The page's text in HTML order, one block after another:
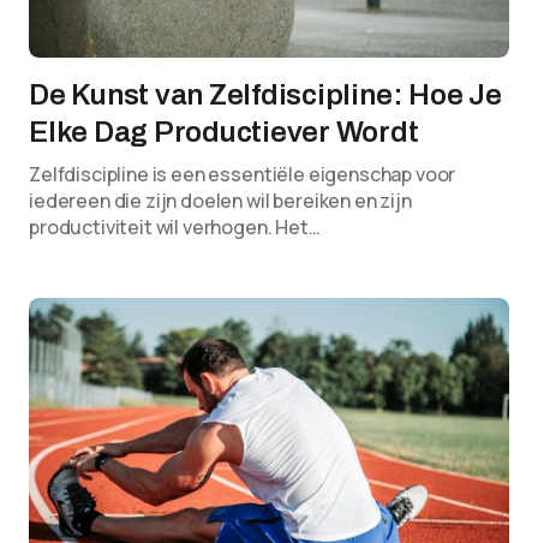
De Kunst van Zelfdiscipline: Hoe Je
Elke Dag Productiever Wordt
Zelfdiscipline is een essentiële eigenschap voor
iedereen die zijn doelen wil bereiken en zijn
productiviteit wil verhogen. Het…